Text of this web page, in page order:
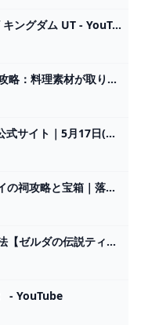
24SS ゼルダの伝説 ティアーズ オブ ザ キングダム UT - YouTube
＜画像2/13＞ティアキン攻略：料理素材が取り放題!? ソナパノの祠周辺ガイド【ゼルダ ティアーズ オブ ザ キングダム日記＃43】 - 電撃オンライン
映画『ティアーズ・オブ・ブラッド』公式サイト｜5月17日(金)公開
【ティアキン】テンベザイの祠攻略と宝箱｜落下速度【ゼルダの伝説ティアーズオブザキングダム】
99％が知らない風の神殿爆速不正攻略法【ゼルダの伝説ティアーズオブザキングダム】【Totk】 - YouTube
- YouTube